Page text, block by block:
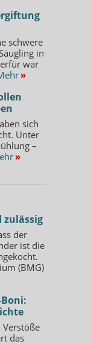
schwere
in
war
»
sich
Unter
–
»
zulässig
der
ist die
(BMG)
Verstöße
das